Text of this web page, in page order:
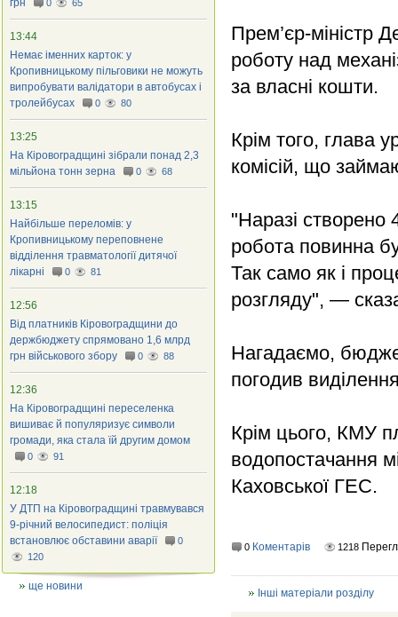
Прем’єр-міністр
роботу над
за власні кошти.
Крім того, глава
комісій, що
"Наразі створено
робота повинна
Так само як і
розгляду", —
Нагадаємо,
погодив
Крім цього, КМУ
водопостачання
Каховської ГЕС.
0 Коментарів 1218
Інші матеріали розділу
грн
0 65
13:44
Немає іменних карток: у
Кропивницькому пільговики не можуть
випробувати валідатори в автобусах і
тролейбусах
0 80
13:25
На Кіровоградщині зібрали понад 2,3
мільйона тонн зерна
0 68
13:15
Найбільше переломів: у
Кропивницькому переповнене
відділення травматології дитячої
лікарні
0 81
12:56
Від платників Кіровоградщини до
держбюджету спрямовано 1,6 млрд
грн військового збору
0 88
12:36
На Кіровоградщині переселенка
вишиває й популяризує символи
громади, яка стала їй другим домом
0 91
12:18
У ДТП на Кіровоградщині травмувався
9-річний велосипедист: поліція
встановлює обставини аварії
0
120
ще новини